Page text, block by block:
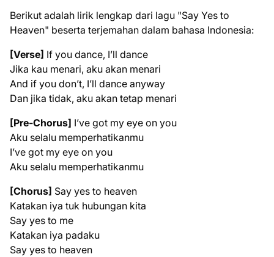
Berikut adalah lirik lengkap dari lagu "Say Yes to
Heaven" beserta terjemahan dalam bahasa Indonesia:
[Verse] If you dance, I’ll dance
Jika kau menari, aku akan menari
And if you don’t, I’ll dance anyway
Dan jika tidak, aku akan tetap menari
[Pre-Chorus] I’ve got my eye on you
Aku selalu memperhatikanmu
I’ve got my eye on you
Aku selalu memperhatikanmu
[Chorus] Say yes to heaven
Katakan iya tuk hubungan kita
Say yes to me
Katakan iya padaku
Say yes to heaven